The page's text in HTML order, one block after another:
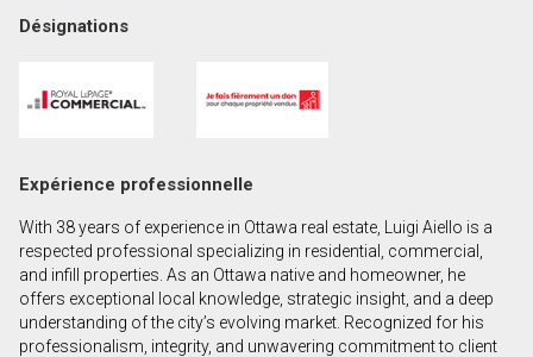
Prénom
Courriel
Téléphone
(Optionnel)
Message
Désignations
Expérience professionnelle
With 38 years of experience in Ottawa real estate, Luigi Aiello is a
respected professional specializing in residential, commercial,
and infill properties. As an Ottawa native and homeowner, he
offers exceptional local knowledge, strategic insight, and a deep
understanding of the city’s evolving market. Recognized for his
professionalism, integrity, and unwavering commitment to client